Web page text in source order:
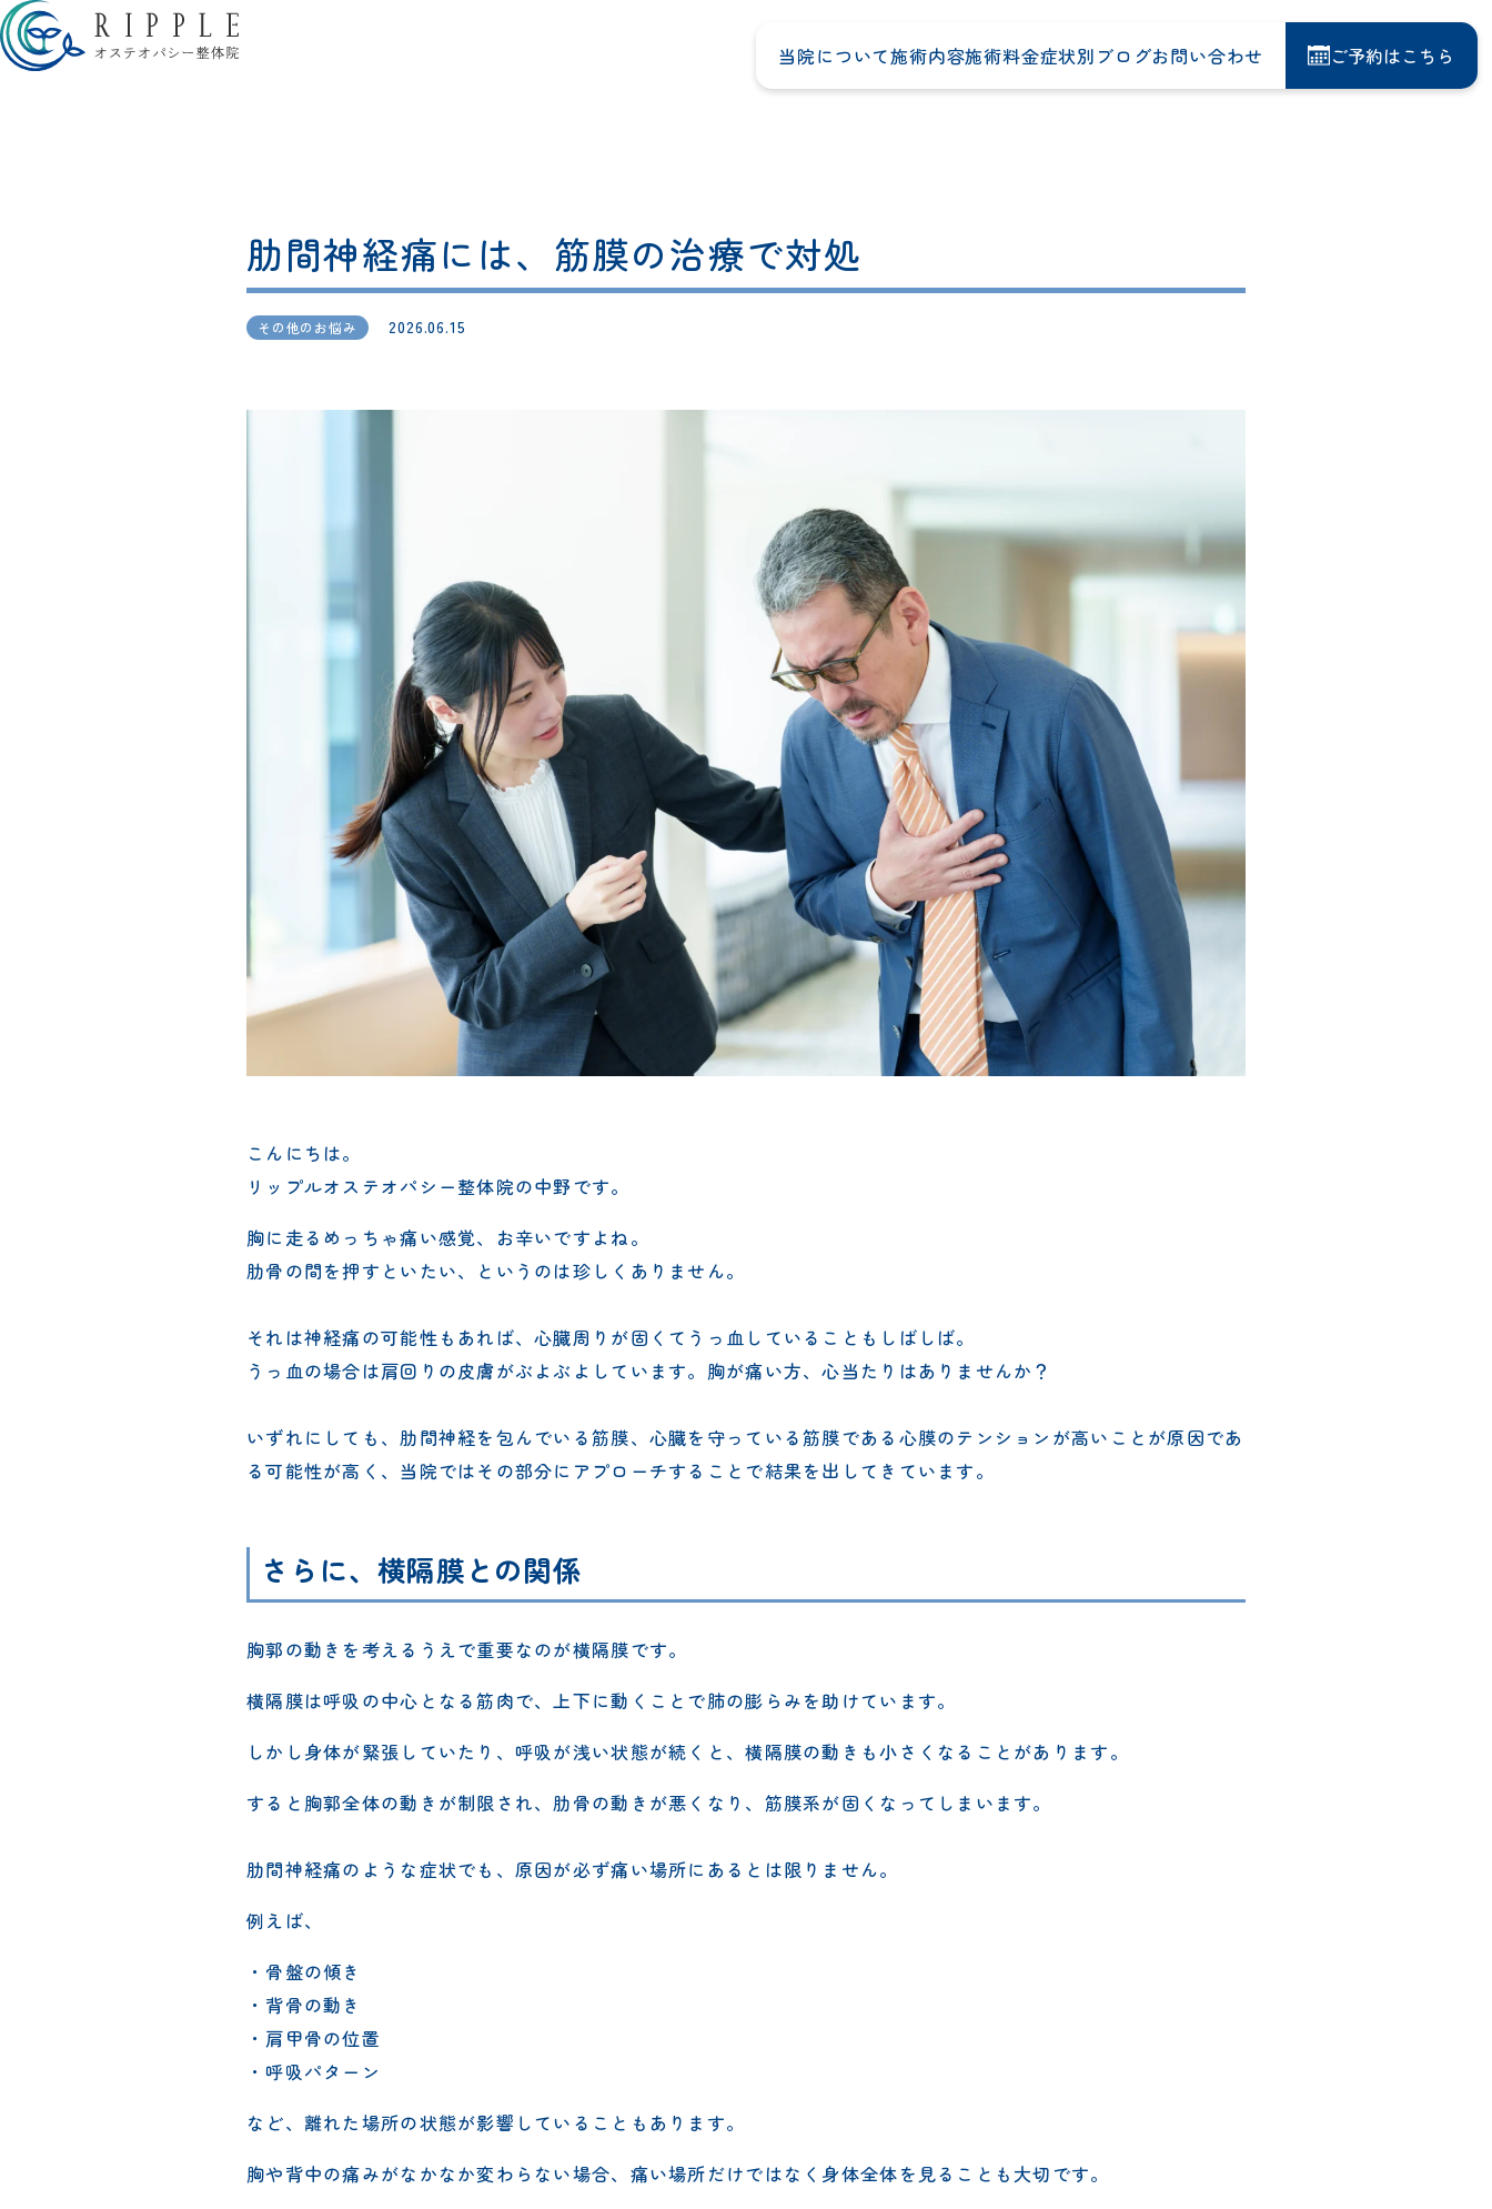
当院について施術内容施術料金症状別 ブログお問い合わせ ご予約はこちら
肋間神経痛には、筋膜の治療で対処
その他のお悩み 2026.06.15
こんにちは。
リップルオステオパシー整体院の中野です。
胸に走るめっちゃ痛い感覚、お辛いですよね。
肋骨の間を押すといたい、というのは珍しくありません。
それは神経痛の可能性もあれば、心臓周りが固くてうっ血していることもしばしば。
うっ血の場合は肩回りの皮膚がぶよぶよしています。胸が痛い方、心当たりはありませんか？
いずれにしても、肋間神経を包んでいる筋膜、心臓を守っている筋膜である心膜のテンションが高いことが原因であ
る可能性が高く、当院ではその部分にアプローチすることで結果を出してきています。
さらに、横隔膜との関係
胸郭の動きを考えるうえで重要なのが横隔膜です。
横隔膜は呼吸の中心となる筋肉で、上下に動くことで肺の膨らみを助けています。
しかし身体が緊張していたり、呼吸が浅い状態が続くと、横隔膜の動きも小さくなることがあります。
すると胸郭全体の動きが制限され、肋骨の動きが悪くなり、筋膜系が固くなってしまいます。
肋間神経痛のような症状でも、原因が必ず痛い場所にあるとは限りません。
例えば、
・骨盤の傾き
・背骨の動き
・肩甲骨の位置
・呼吸パターン
など、離れた場所の状態が影響していることもあります。
胸や背中の痛みがなかなか変わらない場合、痛い場所だけではなく身体全体を見ることも大切です。